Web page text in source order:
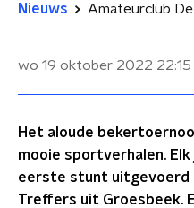
Nieuws
wo 19 oktober 2022 22:15
Het aloude
mooie sportverhalen.
eerste stunt uitgevoerd
Treffers uit Groesbeek.